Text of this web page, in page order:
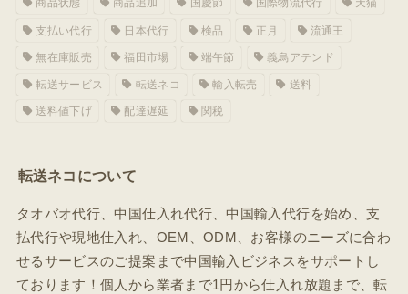
商品状態 商品追加 国慶節 国際物流代行 天猫
支払い代行 日本代行 検品 正月 流通王
無在庫販売 福田市場 端午節 義烏アテンド
転送サービス 転送ネコ 輸入転売 送料
送料値下げ 配達遅延 関税
転送ネコについて
タオバオ代行、中国仕入れ代行、中国輸入代行を始め、支
払代行や現地仕入れ、OEM、ODM、お客様のニーズに合わ
せるサービスのご提案まで中国輸入ビジネスをサポートし
ております！個人から業者まで1円から仕入れ放題まで、転